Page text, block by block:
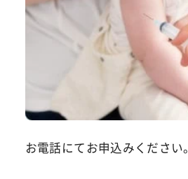
お電話にてお申込みください。